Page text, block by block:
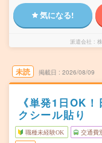
気になる!
派遣会社
未読 掲載日 2026/08/09
《単発1日OK
クシール貼り
職種未経験OK 交通費